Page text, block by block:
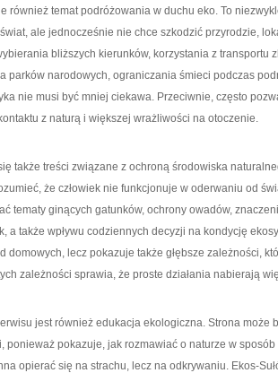
również temat podróżowania w duchu eko. To
ale jednocześnie nie chce szkodzić przyrodzie,
bliższych kierunków, korzystania z transportu
parków narodowych, ograniczania śmieci podczas
nie musi być mniej ciekawa. Przeciwnie, często
z naturą i większej wrażliwości na otoczenie.
także treści związane z ochroną środowiska
że człowiek nie funkcjonuje w oderwaniu od
tematy ginących gatunków, ochrony owadów,
a także wpływu codziennych decyzji na kondycję
domowych, lecz pokazuje także głębsze zależności,
zależności sprawia, że proste działania nabierają
jest również edukacja ekologiczna. Strona
ponieważ pokazuje, jak rozmawiać o naturze w
opierać się na strachu, lecz na odkrywaniu. Ekos-